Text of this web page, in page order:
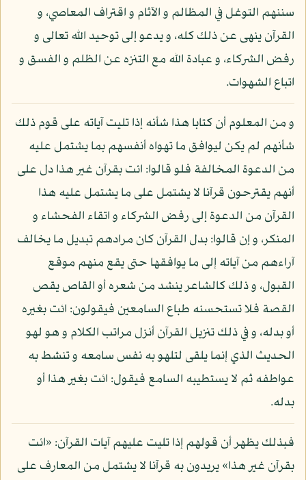
سننهم التوغل في المظالم و الآثام و اقتراف المعاصي، و
القرآن ينهى عن ذلك كله، و يدعو إلى توحيد الله تعالى و
رفض الشركاء، و عبادة الله مع التنزه عن الظلم و الفسق و
اتباع الشهوات.
و من المعلوم أن كتابا هذا شأنه إذا تليت آياته على قوم ذلك
شأنهم لم يكن ليوافق ما تهواه أنفسهم بما يشتمل عليه
من الدعوة المخالفة فلو قالوا: ائت بقرآن غير هذا دل على
أنهم يقترحون قرآنا لا يشتمل على ما يشتمل عليه هذا
القرآن من الدعوة إلى رفض الشركاء و اتقاء الفحشاء و
المنكر، و إن قالوا: بدل القرآن كان مرادهم تبديل ما يخالف
آراءهم من آياته إلى ما يوافقها حتى يقع منهم موقع
القبول، و ذلك كالشاعر ينشد من شعره أو القاص يقص
القصة فلا تستحسنه طباع السامعين فيقولون: ائت بغيره
أو بدله، و في ذلك تنزيل القرآن أنزل مراتب الكلام و هو لهو
الحديث الذي إنما يلقى لتلهو به نفس سامعه و تنشط به
عواطفه ثم لا يستطيبه السامع فيقول: ائت بغير هذا أو
بدله.
فبذلك يظهر أن قولهم إذا تليت عليهم آيات القرآن: «ائت
بقرآن غير هذا» يريدون به قرآنا لا يشتمل من المعارف على